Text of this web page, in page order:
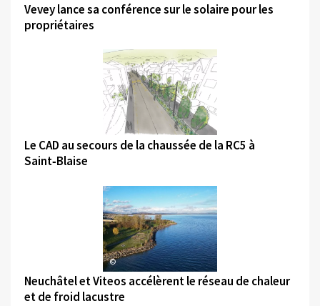
Vevey lance sa conférence sur le solaire pour les
propriétaires
©
Le CAD au secours de la chaussée de la RC5 à
Saint‑Blaise
©
Neuchâtel et Viteos accélèrent le réseau de chaleur
et de froid lacustre